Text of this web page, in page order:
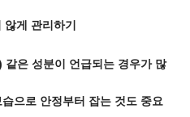
게 관리하기
은 성분이 언급되는 경우가 많
으로 안정부터 잡는 것도 중요